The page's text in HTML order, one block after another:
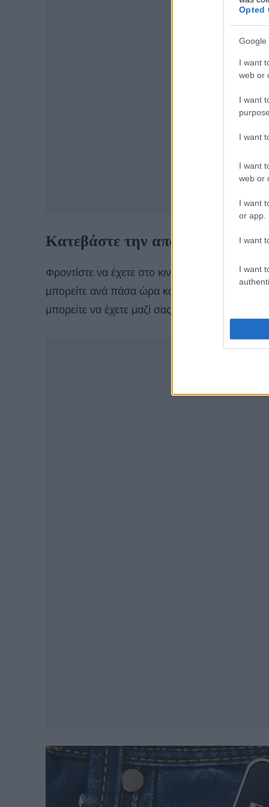
Opted
Google
I want
web or
I want
I want
I want
web or
I want
or app.
I want
I want
Κατεβάστε την απαραίτητη
Φροντίστε να έχετε στο κινητό ή το tablet σας
μπορείτε ανά πάσα ώρα και στιγμή να βρείτε
μπορείτε να έχετε μαζί σας ένα λεξικό.